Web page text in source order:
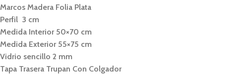
Marcos Madera Folia Plata
Perfil 3 cm
Medida Interior 50×70 cm
Medida Exterior 55×75 cm
Vidrio sencillo 2 mm
Tapa Trasera Trupan Con Colgador